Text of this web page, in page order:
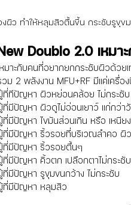
ผิว ทำให้หลุมสิวตื้นขึ้น กระชับรูขุข
Doublo 2.0 เหมา
หมาะกับคนที่อยากยกกระชับผิวด้วย
วม 2 พลังงาน MFU+RF มีแค่เครื่อง
ที่ทีปัญหา ผิวหย่อนคล้อย ไม่กระชับ
ที่มีปัญหา ผิวดูไม่อ่อนเยาว์ แก่กว่า
ที่มีปัญหา ไขมันส่วนเกิน หรือ เหนีย
ที่มีปัญหา ริ้วรอยที่บริเวณลำคอ ผิว
ที่มีปัญหา ริ้วรอยตื้นๆ
ที่มีปัญหา คิ้วตก เปลือกตาไม่กระชับ
ที่มีปัญหา รูขุมขนกว้าง ไม่กระชับ
ที่มีปัญหา หลุมสิว